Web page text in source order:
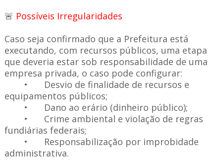
🚨 Possíveis Irregularidades
Caso seja confirmado que a Prefeitura está
executando, com recursos públicos, uma etapa
que deveria estar sob responsabilidade de uma
empresa privada, o caso pode configurar:
•
Desvio de finalidade de recursos e
equipamentos públicos;
•
Dano ao erário (dinheiro público);
•
Crime ambiental e violação de regras
fundiárias federais;
•
Responsabilização por improbidade
administrativa.